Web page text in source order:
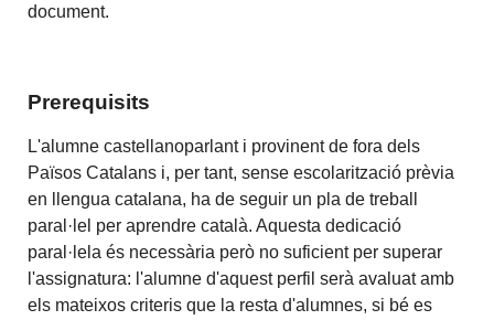
document.
Prerequisits
L'alumne castellanoparlant i provinent de fora dels
Països Catalans i, per tant, sense escolarització prèvia
en llengua catalana, ha de seguir un pla de treball
paral·lel per aprendre català. Aquesta dedicació
paral·lela és necessària però no suficient per superar
l'assignatura: l'alumne d'aquest perfil serà avaluat amb
els mateixos criteris que la resta d'alumnes, si bé es